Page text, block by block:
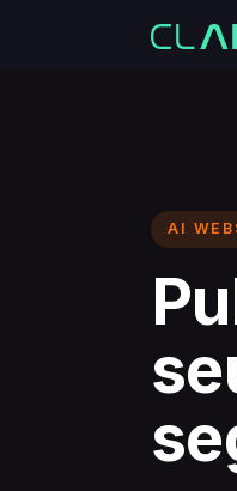
AI